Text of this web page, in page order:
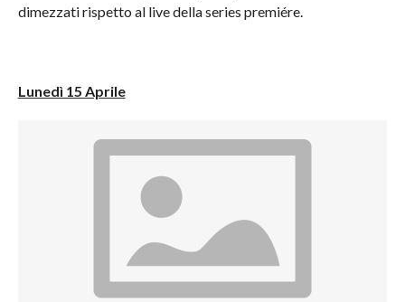
dimezzati rispetto al live della series premiére.
Lunedì 15 Aprile